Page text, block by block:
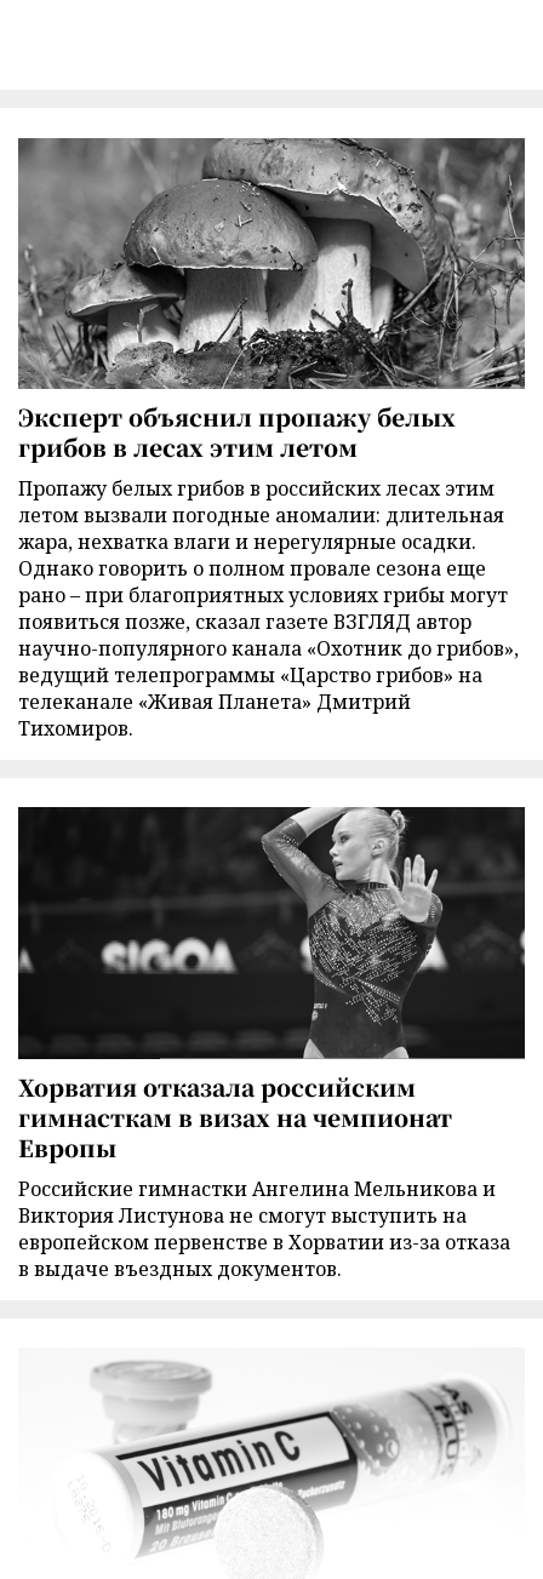
Эксперт объяснил пропажу белых
грибов в лесах этим летом
Пропажу белых грибов в российских лесах этим
летом вызвали погодные аномалии: длительная
жара, нехватка влаги и нерегулярные осадки.
Однако говорить о полном провале сезона еще
рано – при благоприятных условиях грибы могут
появиться позже, сказал газете ВЗГЛЯД автор
научно-популярного канала «Охотник до грибов»,
ведущий телепрограммы «Царство грибов» на
телеканале «Живая Планета» Дмитрий
Тихомиров.
Хорватия отказала российским
гимнасткам в визах на чемпионат
Европы
Российские гимнастки Ангелина Мельникова и
Виктория Листунова не смогут выступить на
европейском первенстве в Хорватии из-за отказа
в выдаче въездных документов.